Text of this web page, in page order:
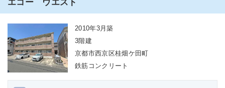
エコー ウエスト
2010年3月築
3階建
京都市西京区桂畑ケ田町
鉄筋コンクリート